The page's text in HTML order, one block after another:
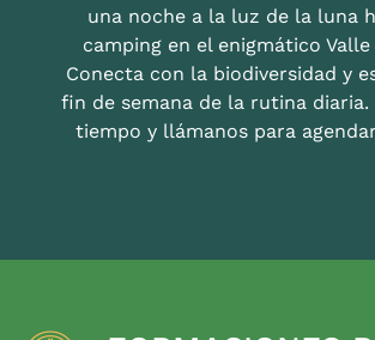
una noche a la luz de la luna
camping en el enigmático Valle
Conecta con la biodiversidad y
fin de semana de la rutina diaria.
tiempo y llámanos para